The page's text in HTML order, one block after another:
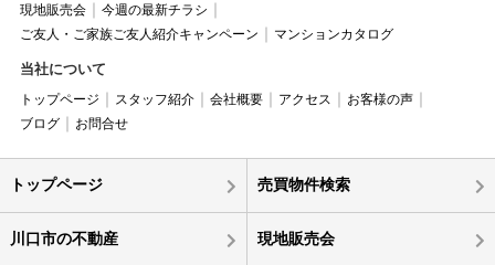
現地販売会
今週の最新チラシ
ご友人・ご家族ご友人紹介キャンペーン
マンションカタログ
当社について
トップページ スタッフ紹介 会社概要 アクセス
お客様の声
ブログ
お問合せ
トップページ 売買物件検索
川口市の不動産 現地販売会